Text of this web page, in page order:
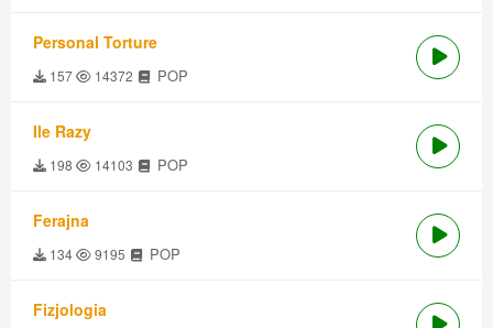
Personal Torture
157 14372 POP
Ile Razy
198 14103 POP
Ferajna
134 9195 POP
Fizjologia